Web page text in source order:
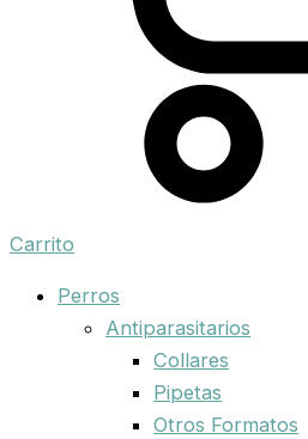
Carrito
Perros
Antiparasitarios
Collares
Pipetas
Otros Formatos